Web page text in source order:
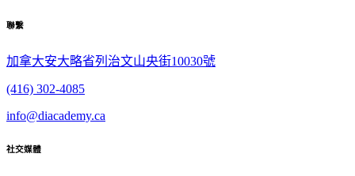
聯繫
加拿大安大略省列治文山央街10030號
(416) 302-4085
info@diacademy.ca
社交媒體